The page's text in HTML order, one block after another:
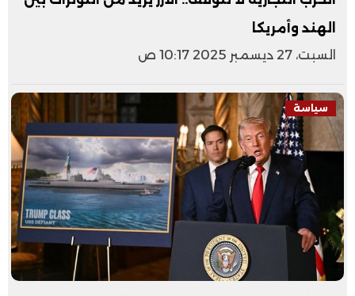
الهند وأمريكا
السبت، 27 ديسمبر 2025 10:17 ص
سياسة